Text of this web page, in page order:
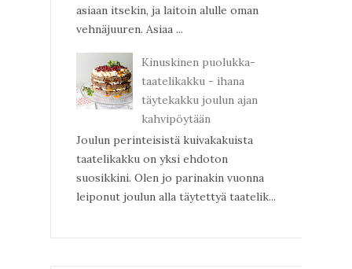
asiaan itsekin, ja laitoin alulle oman
vehnäjuuren. Asiaa ...
Kinuskinen puolukka-
taatelikakku - ihana
täytekakku joulun ajan
kahvipöytään
Joulun perinteisistä kuivakakuista
taatelikakku on yksi ehdoton
suosikkini. Olen jo parinakin vuonna
leiponut joulun alla täytettyä taatelik...